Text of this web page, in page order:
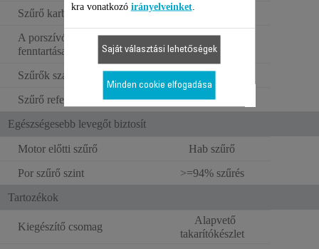
Szűrő karbantartás értesítés
A porszívózási teljesítmény
fenntartása
Mosható szűrők
Szűrők száma
1
Szűrő referencia
ZR009010
Egészségesebb levegőt biztosít
Motor előtti szűrő
Hab szűrő
Por szűrő szint
>=94% szűrés
Tartozékok
Kiegészítő csomag
Alapvető
takarítókészlet
kra vonatkozó irányelveinket.
Saját választási lehetőségek
Minden cookie elfogadása